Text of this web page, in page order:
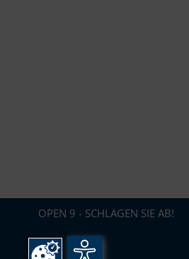
OPEN.9 - SCHLAGEN SIE AB!